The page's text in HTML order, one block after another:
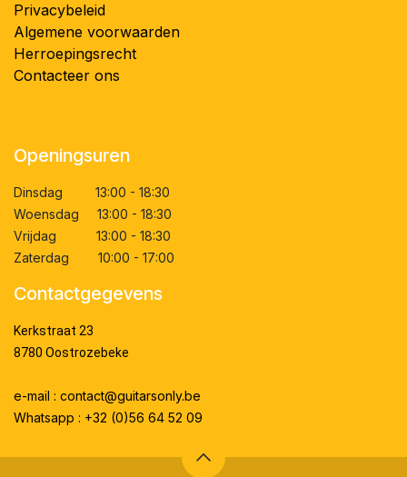
Privacybeleid
Algemene voorwaarden
Herroepingsrecht
Contacteer ons
Openingsuren
Dinsdag 13:00 - 18:30
Woensdag 13:00 - 18:30
Vrijdag 13:00 - 18:30
Zaterdag 10:00 - 17:00
Contactgegevens
Kerkstraat 23
8780 Oostrozebeke
e-mail : contact@guitarsonly.be
Whatsapp : +32 (0)56 64 52 09